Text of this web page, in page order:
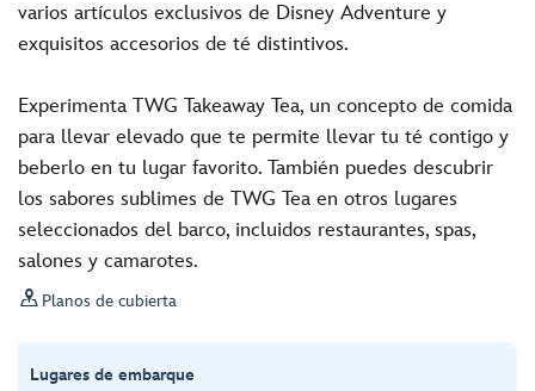
varios artículos exclusivos de Disney Adventure y
exquisitos accesorios de té distintivos.
Experimenta TWG Takeaway Tea, un concepto de comida
para llevar elevado que te permite llevar tu té contigo y
beberlo en tu lugar favorito. También puedes descubrir
los sabores sublimes de TWG Tea en otros lugares
seleccionados del barco, incluidos restaurantes, spas,
salones y camarotes.
 Planos de cubierta
Lugares de embarque